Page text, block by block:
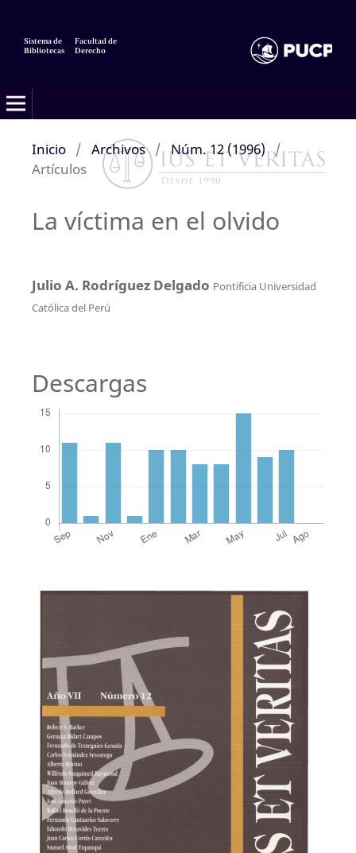
Sistema de
Bibliotecas
Facultad de
Derecho
Inicio / Archivos / Núm. 12 (1996) /
Artículos
La víctima en el olvido
Julio A. Rodríguez Delgado Pontificia Universidad
Católica del Perú
Descargas